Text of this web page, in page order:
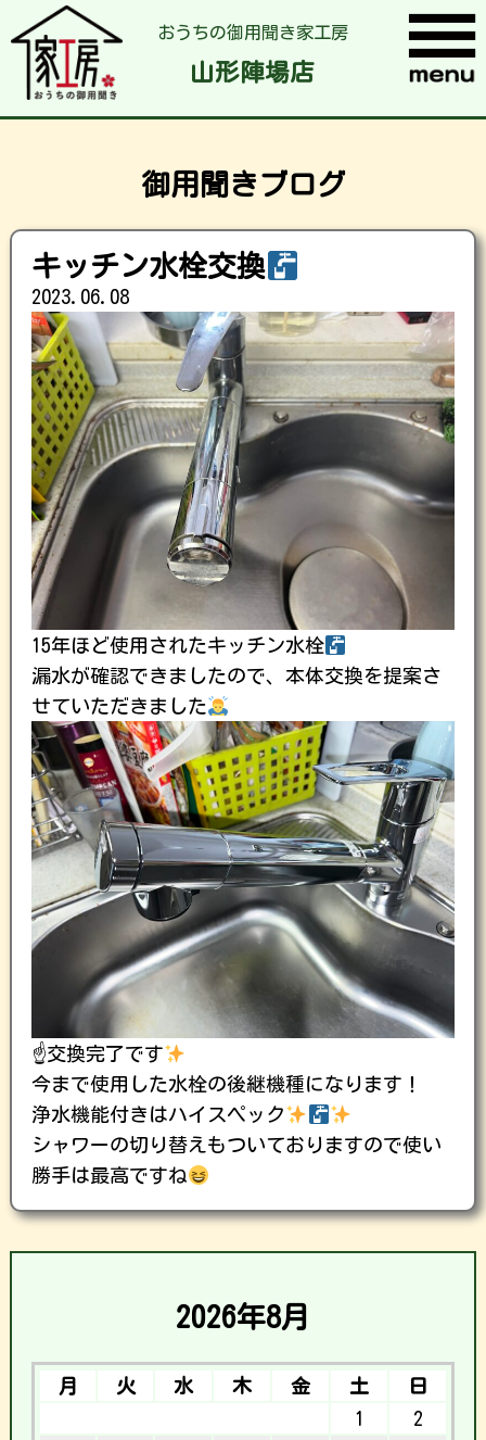
おうちの御用聞き家工房
山形陣場店
御用聞きブログ
キッチン水栓交換
2023.06.08
15年ほど使用されたキッチン水栓
漏水が確認できましたので、本体交換を提案さ
せていただきました
☝交換完了です
今まで使用した水栓の後継機種になります！
浄水機能付きはハイスペック
シャワーの切り替えもついておりますので使い
勝手は最高ですね
2026年8月
月 火 水 木 金 土
日
1
2